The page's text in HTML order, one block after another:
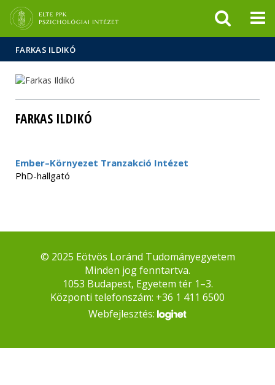
sajtóban
FARKAS ILDIKÓ
FARKAS ILDIKÓ
Ember–Környezet Tranzakció Intézet
PhD-hallgató
© 2025 Eötvös Loránd Tudományegyetem
Minden jog fenntartva.
1053 Budapest, Egyetem tér 1–3.
Központi telefonszám: +36 1 411 6500
Webfejlesztés: